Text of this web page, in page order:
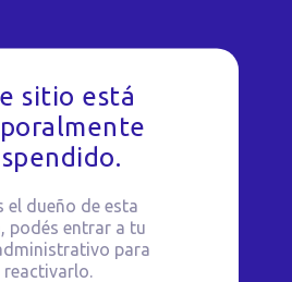
sitio está
el dueño de esta
podés entrar a tu
para
reactivarlo.